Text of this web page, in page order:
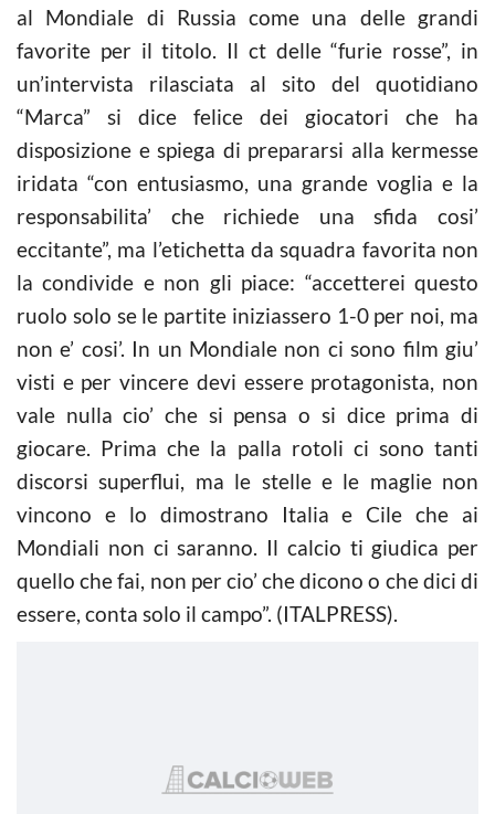
al Mondiale di Russia come una delle grandi
favorite per il titolo. Il ct delle “furie rosse”, in
un’intervista rilasciata al sito del quotidiano
“Marca” si dice felice dei giocatori che ha
disposizione e spiega di prepararsi alla kermesse
iridata “con entusiasmo, una grande voglia e la
responsabilita’ che richiede una sfida cosi’
eccitante”, ma l’etichetta da squadra favorita non
la condivide e non gli piace: “accetterei questo
ruolo solo se le partite iniziassero 1-0 per noi, ma
non e’ cosi’. In un Mondiale non ci sono film giu’
visti e per vincere devi essere protagonista, non
vale nulla cio’ che si pensa o si dice prima di
giocare. Prima che la palla rotoli ci sono tanti
discorsi superflui, ma le stelle e le maglie non
vincono e lo dimostrano Italia e Cile che ai
Mondiali non ci saranno. Il calcio ti giudica per
quello che fai, non per cio’ che dicono o che dici di
essere, conta solo il campo”. (ITALPRESS).